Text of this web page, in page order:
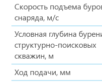
Скорость подъема
снаряда, м/с
Условная глубина
структурно-поисковых
скважин, м
Ход подачи, мм